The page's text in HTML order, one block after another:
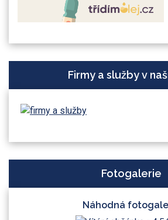
Firmy a služby v
Fotogalerie
Náhodná